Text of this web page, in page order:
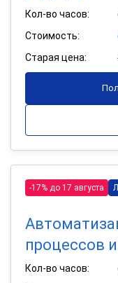
Кол-во часов:
Стоимость:
Старая цена:
-17% до 17 августа
процессов
Кол-во часов: